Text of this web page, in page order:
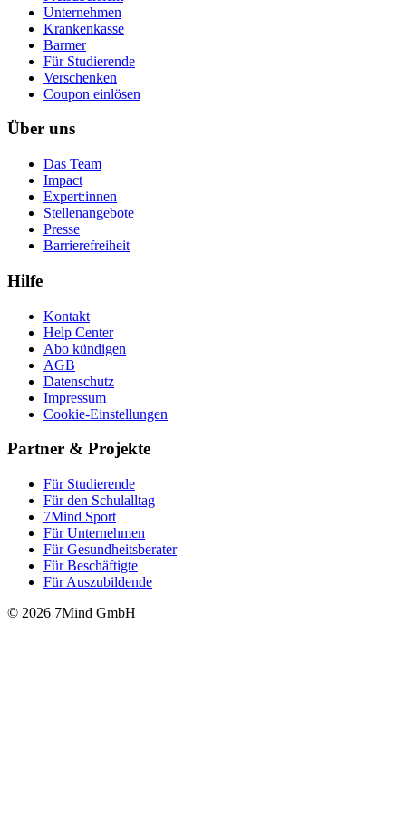
Unternehmen
Krankenkasse
Barmer
Für Studierende
Ver­schen­ken
Coupon einlösen
Über uns
Das Team
Impact
Expert:innen
Stellenangebote
Presse
Barrierefreiheit
Hilfe
Kontakt
Help Center
Abo kündigen
AGB
Datenschutz
Impressum
Cookie-Einstellungen
Partner & Projekte
Für Stu­die­rende
Für den Schulalltag
7Mind Sport
Für Unter­neh­men
Für Gesund­heits­be­ra­ter
Für Beschäftigte
Für Auszubildende
© 2026 7Mind GmbH